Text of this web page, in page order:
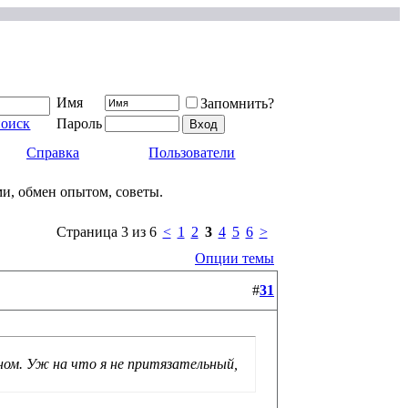
Имя
Запомнить?
Пароль
Справка
Пользователи
обмен опытом, советы.
Страница 3 из 6 < 1 2 3 4 5 6 >
Опции темы
#31
Уж на что я не притязательный,